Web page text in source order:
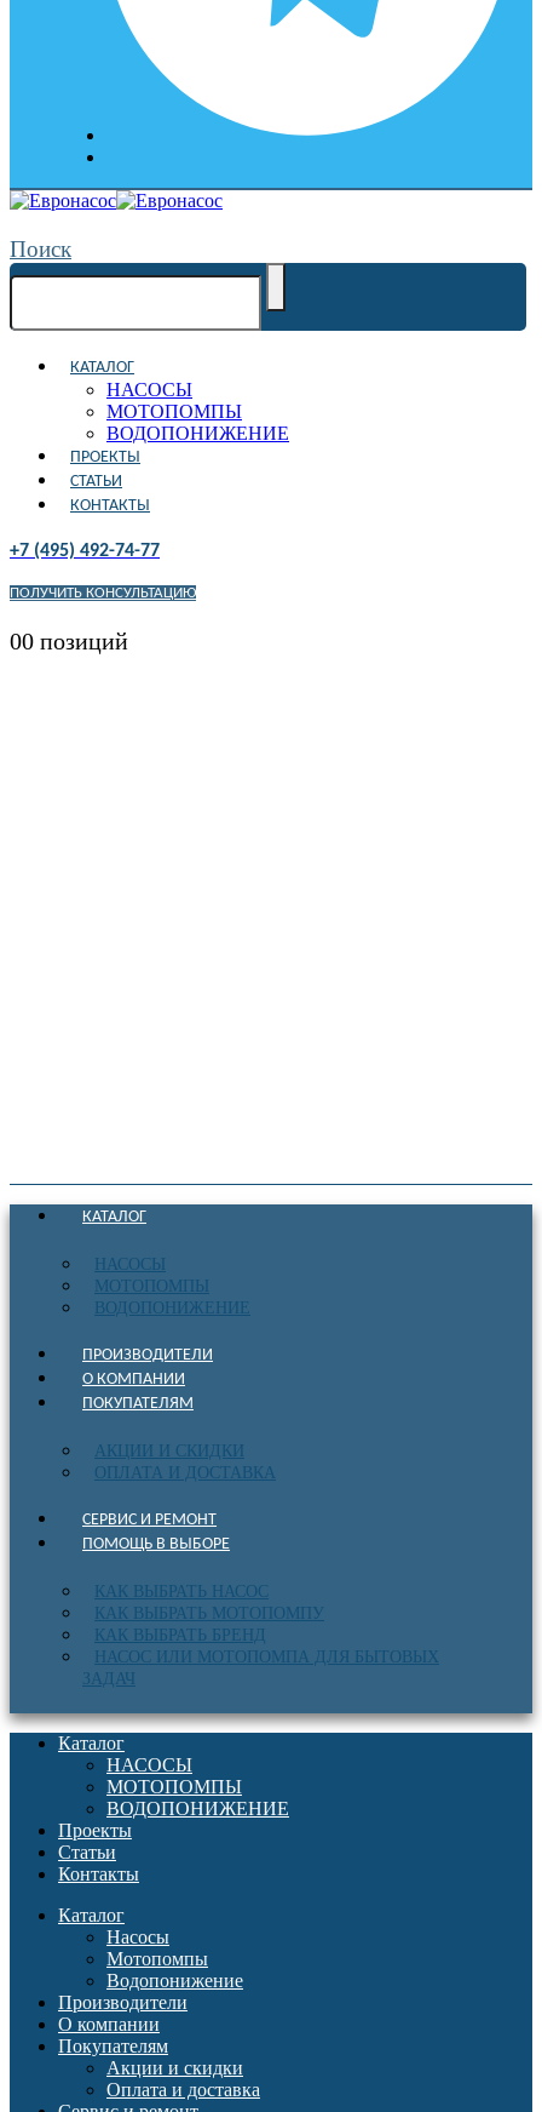
Поиск
КАТАЛОГ
НАСОСЫ
МОТОПОМПЫ
ВОДОПОНИЖЕНИЕ
ПРОЕКТЫ
СТАТЬИ
КОНТАКТЫ
+7 (495) 492-74-77
ПОЛУЧИТЬ КОНСУЛЬТАЦИЮ
00 позиций
КАТАЛОГ
НАСОСЫ
МОТОПОМПЫ
ВОДОПОНИЖЕНИЕ
ПРОИЗВОДИТЕЛИ
О КОМПАНИИ
ПОКУПАТЕЛЯМ
АКЦИИ И СКИДКИ
ОПЛАТА И ДОСТАВКА
СЕРВИС И РЕМОНТ
ПОМОЩЬ В ВЫБОРЕ
КАК ВЫБРАТЬ НАСОС
КАК ВЫБРАТЬ МОТОПОМПУ
КАК ВЫБРАТЬ БРЕНД
НАСОС ИЛИ МОТОПОМПА ДЛЯ БЫТОВЫХ
ЗАДАЧ
Каталог
НАСОСЫ
МОТОПОМПЫ
ВОДОПОНИЖЕНИЕ
Проекты
Статьи
Контакты
Каталог
Насосы
Мотопомпы
Водопонижение
Производители
О компании
Покупателям
Акции и скидки
Оплата и доставка